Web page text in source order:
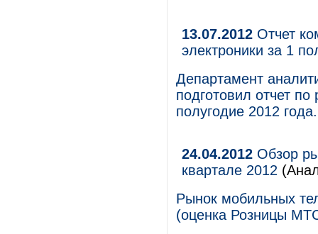
13.07.2012 Отчет
электроники за 1
Департамент
подготовил отчет
полугодие 2012 года.
24.04.2012 Обзор
квартале 2012
Рынок мобильных
(оценка Розницы